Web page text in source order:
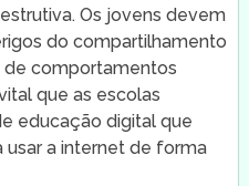
Os jovens devem
do compartilhamento
comportamentos
que as escolas
educação digital que
a internet de forma